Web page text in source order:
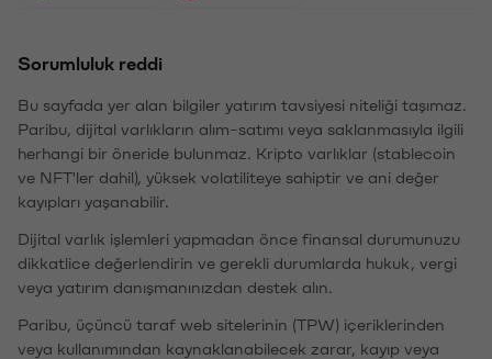
Sorumluluk reddi
Bu sayfada yer alan bilgiler yatırım tavsiyesi niteliği taşımaz.
Paribu, dijital varlıkların alım-satımı veya saklanmasıyla ilgili
herhangi bir öneride bulunmaz. Kripto varlıklar (stablecoin
ve NFT'ler dahil), yüksek volatiliteye sahiptir ve ani değer
kayıpları yaşanabilir.
Dijital varlık işlemleri yapmadan önce finansal durumunuzu
dikkatlice değerlendirin ve gerekli durumlarda hukuk, vergi
veya yatırım danışmanınızdan destek alın.
Paribu, üçüncü taraf web sitelerinin (TPW) içeriklerinden
veya kullanımından kaynaklanabilecek zarar, kayıp veya